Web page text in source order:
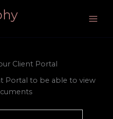
Client Portal
Portal to be able to view